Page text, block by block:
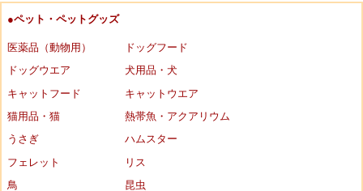
●ペット・ペットグッズ
医薬品（動物用）
ドッグフード
ドッグウエア
犬用品・犬
キャットフード
キャットウエア
猫用品・猫
熱帯魚・アクアリウム
うさぎ
ハムスター
フェレット
リス
鳥
昆虫